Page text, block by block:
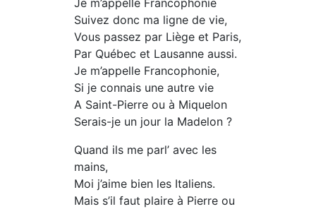
Suivez donc ma ligne de vie,
Vous passez par Liège et Paris,
Par Québec et Lausanne aussi.
Je m’appelle Francophonie,
Si je connais une autre vie
A Saint-Pierre ou à Miquelon
Serais-je un jour la Madelon ?
Quand ils me parl’ avec les
mains,
Moi j’aime bien les Italiens.
Mais s’il faut plaire à Pierre ou